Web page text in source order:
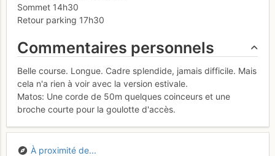
Sommet 14h30
Retour parking 17h30
Commentaires personnels
Belle course. Longue. Cadre splendide, jamais difficile. Mais
cela n'a rien à voir avec la version estivale.
Matos: Une corde de 50m quelques coinceurs et une
broche courte pour la goulotte d'accès.
À proximité de...